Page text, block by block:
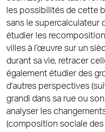
les possibilités de cette
sans le supercalculateur
étudier les
villes à l’œuvre sur un
durant sa vie, retracer
également étudier des
d'autres perspectives
grandi dans sa rue ou
analyser les
(composition sociale